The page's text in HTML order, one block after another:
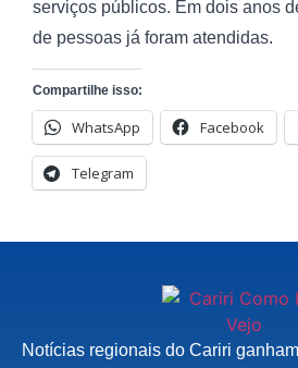
serviços públicos. Em dois anos
de pessoas já foram atendidas.
Compartilhe isso:
WhatsApp Facebook
Telegram
Notícias regionais do Cariri